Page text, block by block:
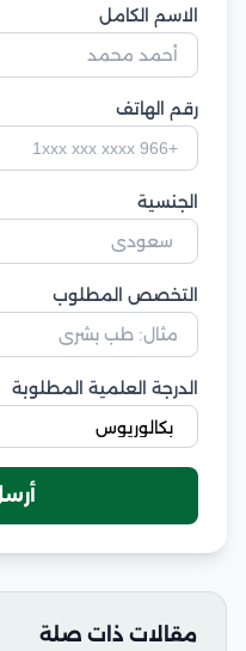
الاسم الكامل
رقم الهاتف
الجنسية
التخصص المطلوب
الدرجة العلمية المطلوبة
مقالات ذات صلة